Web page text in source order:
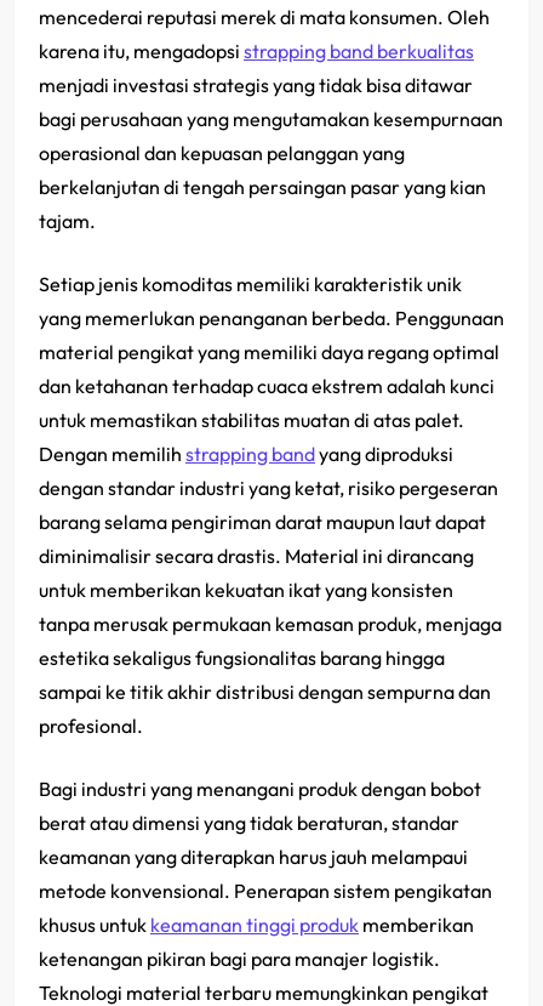
mencederai reputasi merek di mata konsumen. Oleh
karena itu, mengadopsi strapping band berkualitas
menjadi investasi strategis yang tidak bisa ditawar
bagi perusahaan yang mengutamakan kesempurnaan
operasional dan kepuasan pelanggan yang
berkelanjutan di tengah persaingan pasar yang kian
tajam.
Setiap jenis komoditas memiliki karakteristik unik
yang memerlukan penanganan berbeda. Penggunaan
material pengikat yang memiliki daya regang optimal
dan ketahanan terhadap cuaca ekstrem adalah kunci
untuk memastikan stabilitas muatan di atas palet.
Dengan memilih strapping bandyang diproduksi
dengan standar industri yang ketat, risiko pergeseran
barang selama pengiriman darat maupun laut dapat
diminimalisir secara drastis. Material ini dirancang
untuk memberikan kekuatan ikat yang konsisten
tanpa merusak permukaan kemasan produk, menjaga
estetika sekaligus fungsionalitas barang hingga
sampai ke titik akhir distribusi dengan sempurna dan
profesional.
Bagi industri yang menangani produk dengan bobot
berat atau dimensi yang tidak beraturan, standar
keamanan yang diterapkan harus jauh melampaui
metode konvensional. Penerapan sistem pengikatan
khusus untuk keamanan tinggi produk memberikan
ketenangan pikiran bagi para manajer logistik.
Teknologi material terbaru memungkinkan pengikat